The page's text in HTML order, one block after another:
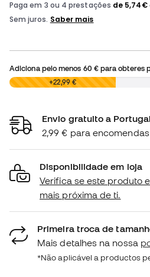
Adiciona pelo menos 60 €para obteres
0,00 € +22,99 €
Envio gratuito a
2,99 € para
Disponibilidade em loja
Verifica se este produto
mais próxima de ti.
Primeira troca de
Mais detalhes na nossa
*Não aplicável a productos